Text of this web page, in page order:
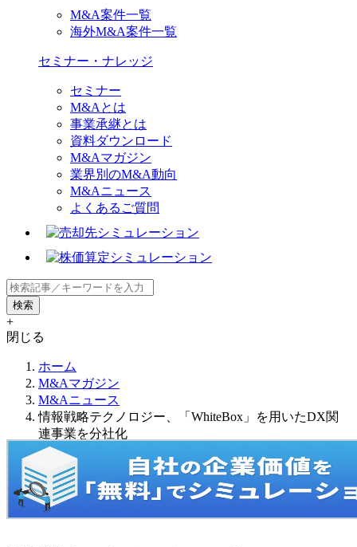
M&A案件一覧
海外M&A案件一覧
セミナー・ナレッジ
セミナー
M&Aとは
事業承継とは
資料ダウンロード
M&Aマガジン
業界別のM&A動向
M&Aニュース
よくあるご質問
+
閉じる
ホーム
M&Aマガジン
M&Aニュース
情報戦略テクノロジー、「WhiteBox」を用いたDX関
連事業を分社化